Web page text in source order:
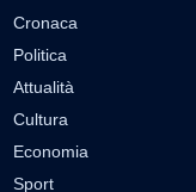
Cronaca
Politica
Attualità
Cultura
Economia
Sport